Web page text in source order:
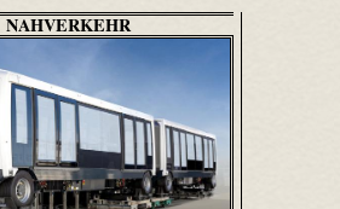
NAHVERKEHR